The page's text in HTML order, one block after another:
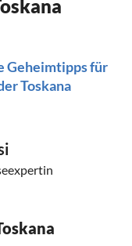
Geheimtipps für
Toskana